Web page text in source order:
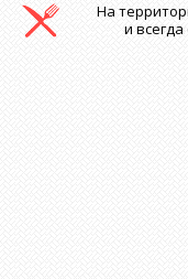
На
и всегда